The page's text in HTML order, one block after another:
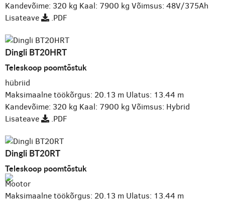
Kandevõime: 320 kg Kaal: 7900 kg Võimsus: 48V/375Ah
Lisateave
.PDF
Dingli BT20HRT
Teleskoop poomtõstuk
hübriid
Maksimaalne töökõrgus: 20.13 m Ulatus: 13.44 m
Kandevõime: 320 kg Kaal: 7900 kg Võimsus: Hybrid
Lisateave
.PDF
Dingli BT20RT
Teleskoop poomtõstuk
Mootor
Maksimaalne töökõrgus: 20.13 m Ulatus: 13.44 m